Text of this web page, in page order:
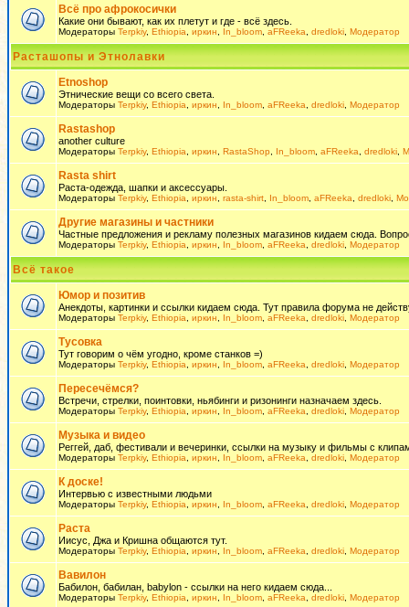
Всё про афрокосички
Какие они бывают, как их плетут и где - всё здесь.
Модераторы Terpkiy, Ethiopia иркин In_bloom aFReeka dredloki Модератор
Расташопы и Этнолавки
Etnoshop
Этнические вещи со всего света.
Модераторы Terpkiy, Ethiopia иркин In_bloom aFReeka dredloki Модератор
Rastashop
another culture
Модераторы Terpkiy, Ethiopia иркин RastaShop In_bloom aFReeka dredloki
Rasta shirt
Раста-одежда, шапки и аксессуары.
Модераторы Terpkiy, Ethiopia иркин rasta-shirt In_bloom aFReeka dredloki
Другие магазины и частники
Частные предложения и рекламу полезных магазинов кидаем сюда.
Модераторы Terpkiy, Ethiopia иркин In_bloom aFReeka dredloki Модератор
Всё такое
Юмор и позитив
Анекдоты, картинки и ссылки кидаем сюда. Тут правила форума не
Модераторы Terpkiy, Ethiopia иркин In_bloom aFReeka dredloki Модератор
Тусовка
Тут говорим о чём угодно, кроме станков =)
Модераторы Terpkiy, Ethiopia иркин In_bloom aFReeka dredloki Модератор
Пересечёмся?
Встречи, стрелки, поинтовки, ньябинги и ризонинги назначаем здесь.
Модераторы Terpkiy, Ethiopia иркин In_bloom aFReeka dredloki Модератор
Музыка и видео
Реггей, даб, фестивали и вечеринки, ссылки на музыку и фильмы с
Модераторы Terpkiy, Ethiopia иркин In_bloom aFReeka dredloki Модератор
К доске!
Интервью с известными людьми
Модераторы Terpkiy, Ethiopia иркин In_bloom aFReeka dredloki Модератор
Раста
Иисус, Джа и Кришна общаются тут.
Модераторы Terpkiy, Ethiopia иркин In_bloom aFReeka dredloki Модератор
Вавилон
Бабилон, бабилан, babylon - ссылки на него кидаем сюда...
Модераторы Terpkiy, Ethiopia иркин In_bloom aFReeka dredloki Модератор